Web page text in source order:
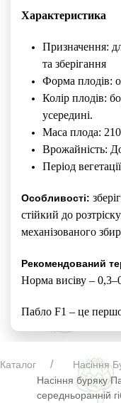
Характеристика
Призначення:
та зберігання
Форма плодів:
Колір плодів:
усередині.
Маса плода:
Врожайність:
Період
Особливості:
стійкий до
механізованого
Рекомендований
Норма висіву –
Пабло F1 – це
Каталог
Насіння
Насіння буряку
середньоранній